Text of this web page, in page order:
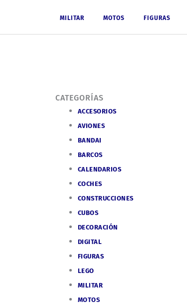
MILITAR MOTOS FIGURAS
CATEGORÍAS
ACCESORIOS
AVIONES
BANDAI
BARCOS
CALENDARIOS
COCHES
CONSTRUCCIONES
CUBOS
DECORACIÓN
DIGITAL
FIGURAS
LEGO
MILITAR
MOTOS